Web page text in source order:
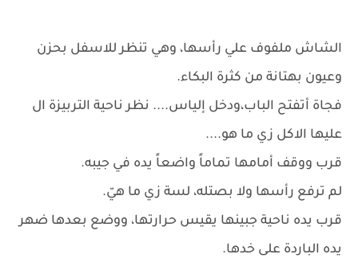
الشاش ملفوف علي رأسها، وهي تنظر للاسفل بحزن
وعيون بهتانة من كثرة البكاء.
فجاة أتفتح الباب،ودخل إلياس.... نظر ناحية التربيزة ال
عليها الاكل زي ما هو....
قرب ووقف أمامها تماماً واضعاً يده في جيبه.
لم ترفع رأسها ولا بصتله، لسة زي ما هيّ.
قرب يده ناحية جبينها يقيس حرارتها، ووضع بعدها ضهر
يده الباردة على خدها.